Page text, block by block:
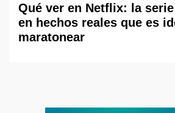
Qué ver en Netflix: la
en hechos reales que es
maratonear